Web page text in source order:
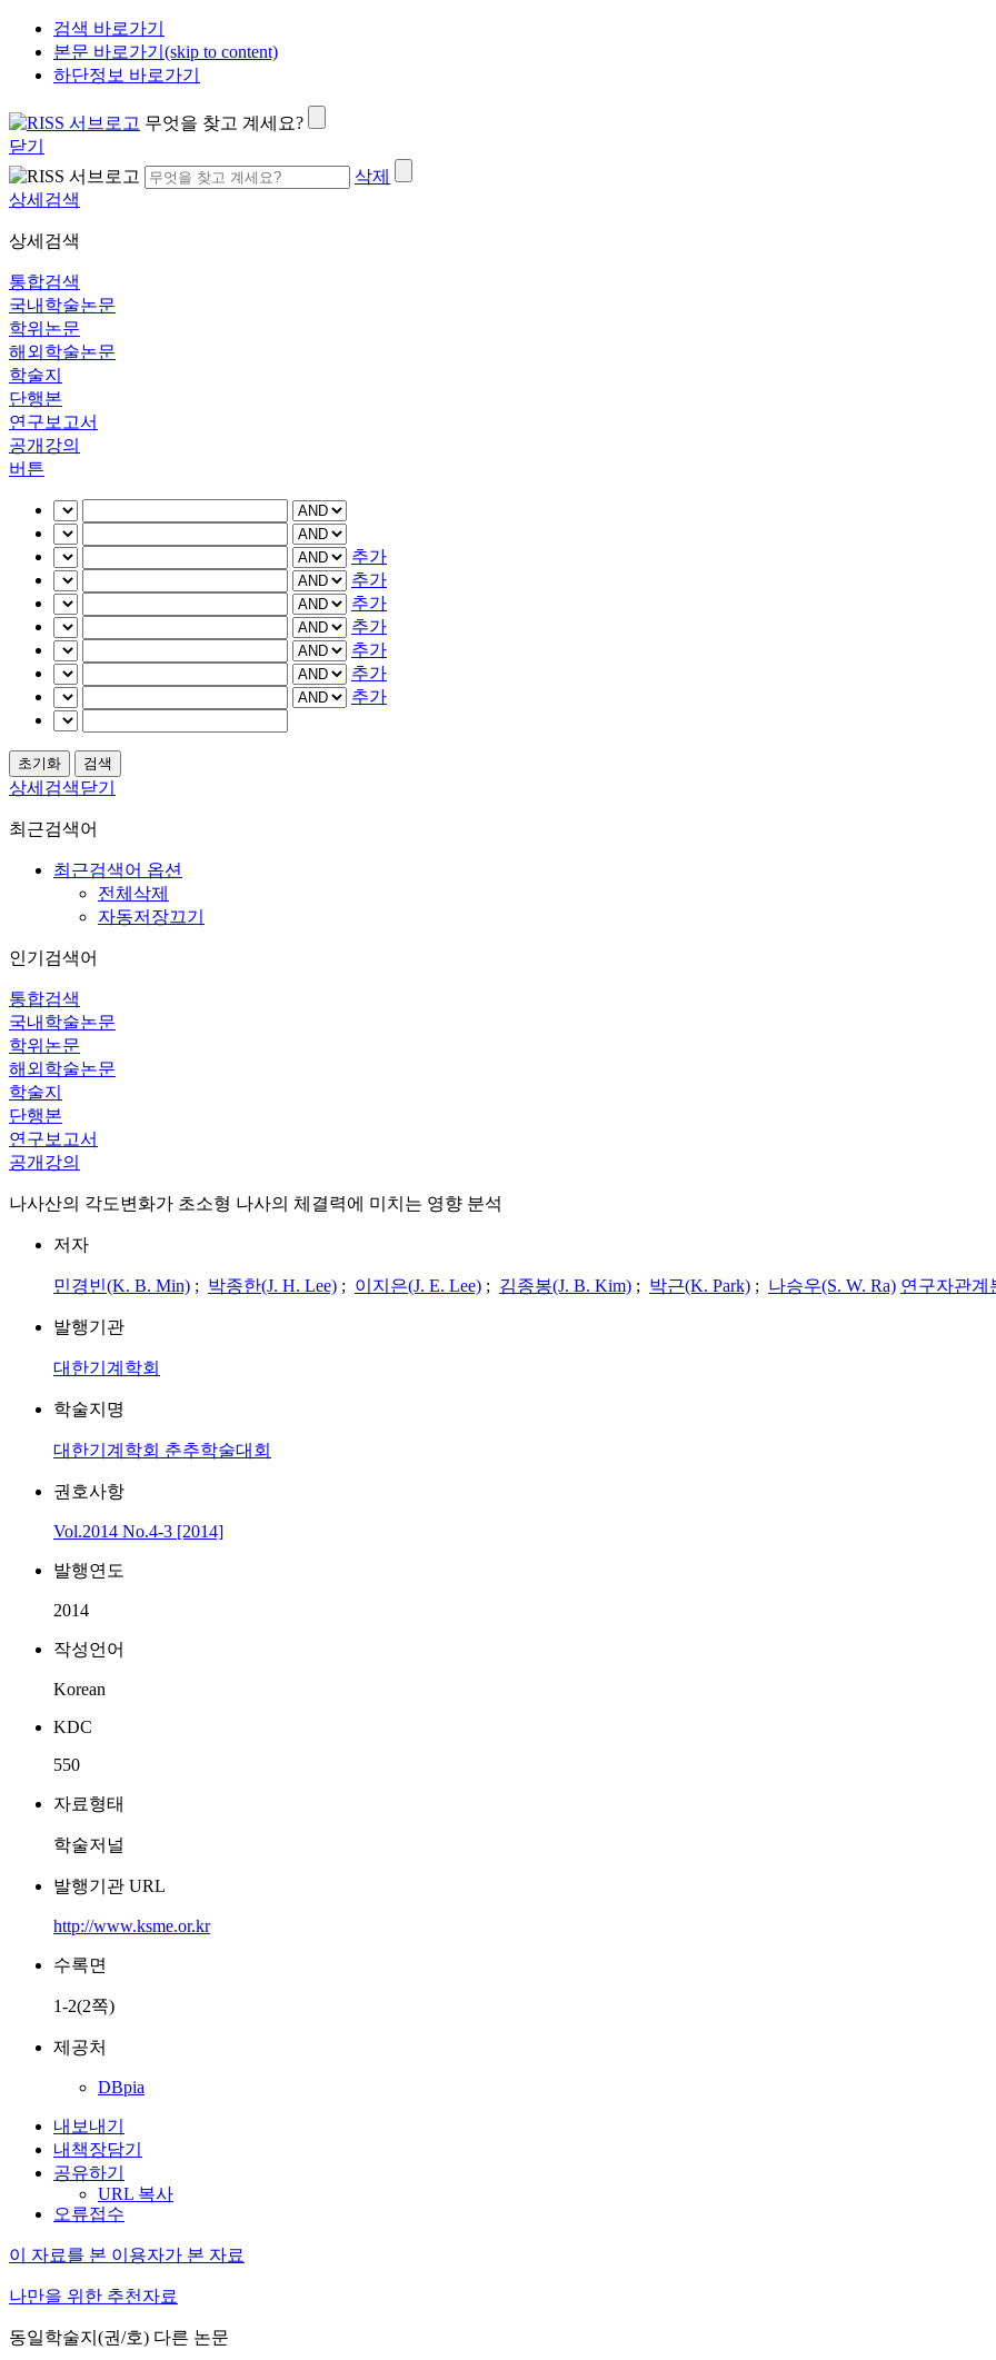
검색 바로가기
본문 바로가기(skip to content)
하단정보 바로가기
무엇을 찾고 계세요?
닫기
삭제
상세검색
상세검색
통합검색
국내학술논문
학위논문
해외학술논문
학술지
단행본
연구보고서
공개강의
버튼
추가
추가
추가
추가
추가
추가
추가
상세검색닫기
최근검색어
최근검색어 옵션
전체삭제
자동저장끄기
인기검색어
통합검색
국내학술논문
학위논문
해외학술논문
학술지
단행본
연구보고서
공개강의
나사산의 각도변화가 초소형 나사의 체결력에 미치는 영향 분석
저자
민경빈(K. B. Min) ; 박종한(J. H. Lee) ; 이지은(J. E. Lee) ; 김종봉(J. B. Kim) ; 박근(K. Park) ; 나승우(S. W. Ra) 연구자관계
발행기관
대한기계학회
학술지명
대한기계학회 춘추학술대회
권호사항
Vol.2014 No.4-3 [2014]
발행연도
2014
작성언어
Korean
KDC
550
자료형태
학술저널
발행기관 URL
http://www.ksme.or.kr
수록면
1-2(2쪽)
제공처
DBpia
내보내기
내책장담기
공유하기
URL 복사
오류접수
이 자료를 본 이용자가 본 자료
나만을 위한 추천자료
동일학술지(권/호) 다른 논문